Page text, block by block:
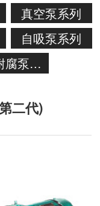
真空泵系列
自吸泵系列
耐磨耐腐泵系列
二代)